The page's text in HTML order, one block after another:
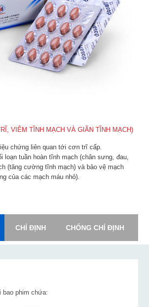
VIÊM TĨNH MẠCH VÀ GIÃN TĨNH MẠCH)
chứng liên quan tới cơn trĩ cấp.
loạn tuần hoàn tĩnh mạch (chân sưng, đau,
(tăng cường tĩnh mạch) và bảo vệ mạch
của các mạch máu nhỏ).
CHỈ ĐỊNH CHỐNG CHỈ ĐỊNH
bao phim chứa: